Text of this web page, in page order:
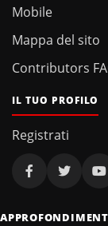
Mobile
Mappa del sito
Contributors
IL TUO PROFILO
Registrati